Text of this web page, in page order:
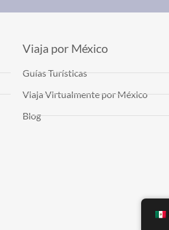
Viaja por México
Guías Turísticas
Viaja Virtualmente por México
Blog